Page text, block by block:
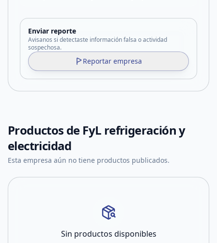
Enviar reporte
Avisanos si detectaste información falsa o actividad
sospechosa.
Reportar empresa
Productos de FyL refrigeración y
electricidad
Esta empresa aún no tiene productos publicados.
Sin productos disponibles